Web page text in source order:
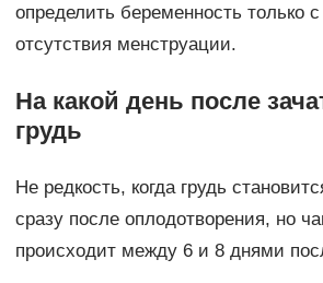
определить беременность только с
отсутствия менструации.
На какой день после
грудь
Не редкость, когда грудь
сразу после оплодотворения, но
происходит между 6 и 8 днями